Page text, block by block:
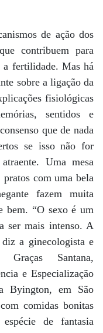
de ação dos
contribuem para
a fertilidade. Mas há
sobre a ligação da
fisiológicas
sentidos e
que de nada
se isso não for
Uma mesa
com uma bela
fazem muita
bem. “O sexo é um
ser mais intenso. A
a ginecologista e
Santana,
e Especialização
Byington, em São
comidas bonitas
de fantasia